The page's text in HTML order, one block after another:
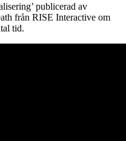
publicerad av
från RISE Interactive om
tid.